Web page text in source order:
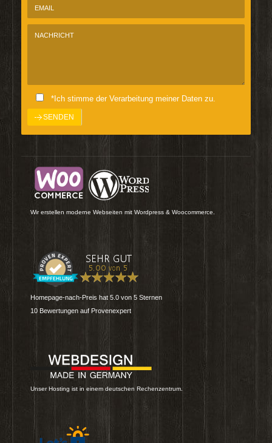
*Ich stimme der Verarbeitung meiner Daten zu.
Wir erstellen moderne Webseiten mit Wordpress & Woocommerce.
Homepage-nach-Preis hat 5.0 von 5 Sternen
10 Bewertungen auf Provenexpert
Unser Hosting ist in einem deutschen Rechenzentrum.